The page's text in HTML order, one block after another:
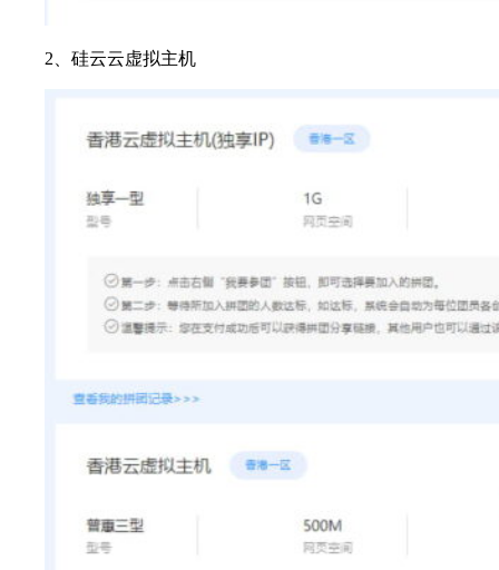
2、硅云云虚拟主机